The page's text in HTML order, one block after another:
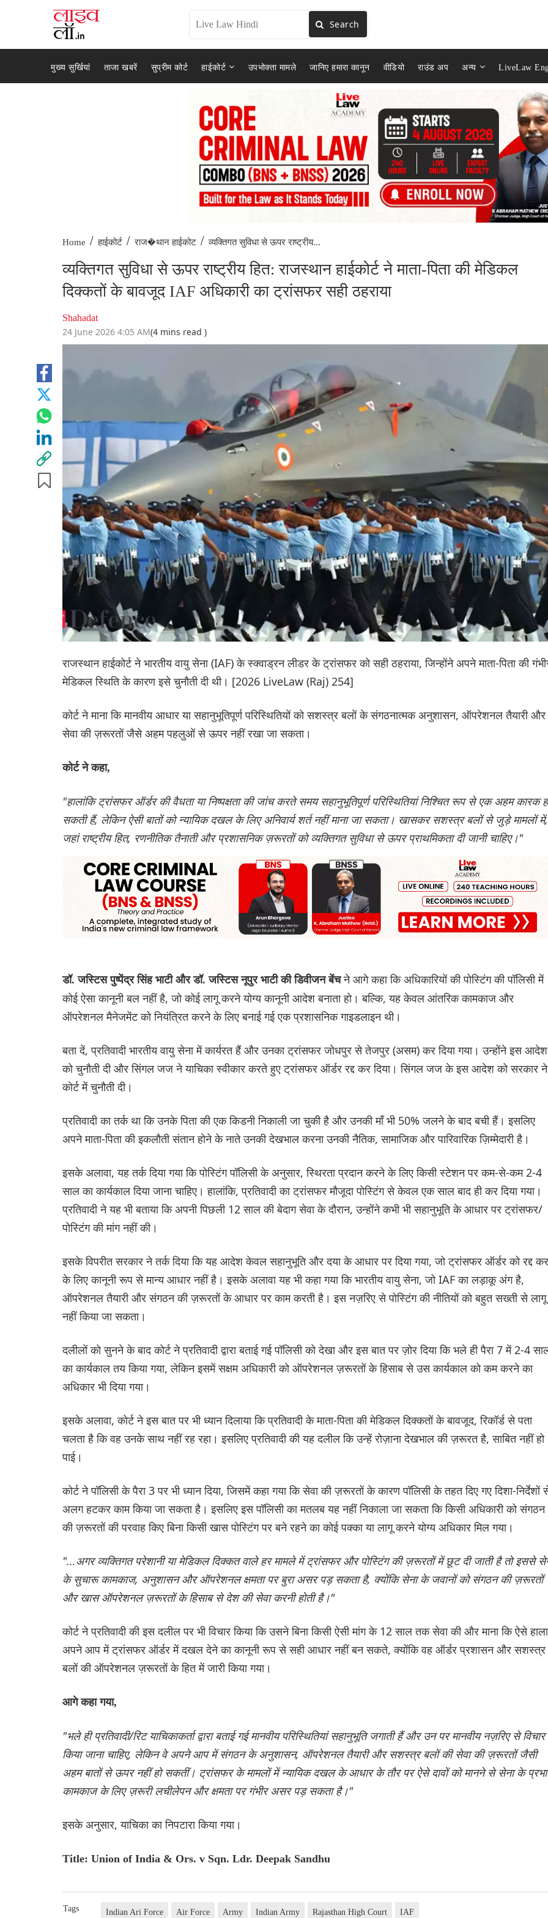
Search
मुख्य सुर्खियां ताजा खबरें सुप्रीम कोर्ट हाईकोर्ट उपभोक्ता मामले जानिए हमारा कानून वीडियो राउंड अप अन्य LiveLaw
Home / हाईकोर्ट / राज�थान हाईकोट / व्यक्तिगत सुविधा से ऊपर राष्ट्रीय...
व्यक्तिगत सुविधा से ऊपर राष्ट्रीय हित: राजस्थान हाईकोर्ट ने माता-पिता की मेडिकल
दिक्कतों के बावजूद IAF अधिकारी का ट्रांसफर सही ठहराया
Shahadat
24 June 2026 4:05 AM(4 mins read )
राजस्थान हाईकोर्ट ने भारतीय वायु सेना (IAF) के स्क्वाड्रन लीडर के ट्रांसफर को सही ठहराया, जिन्होंने अपने माता-पिता की
मेडिकल स्थिति के कारण इसे चुनौती दी थी। [2026 LiveLaw (Raj) 254]
कोर्ट ने माना कि मानवीय आधार या सहानुभूतिपूर्ण परिस्थितियों को सशस्त्र बलों के संगठनात्मक अनुशासन, ऑपरेशनल तैयारी और
सेवा की ज़रूरतों जैसे अहम पहलुओं से ऊपर नहीं रखा जा सकता।
कोर्ट ने कहा,
"हालांकि ट्रांसफर ऑर्डर की वैधता या निष्पक्षता की जांच करते समय सहानुभूतिपूर्ण परिस्थितियां निश्चित रूप से एक अहम कारक
सकती हैं, लेकिन ऐसी बातों को न्यायिक दखल के लिए अनिवार्य शर्त नहीं माना जा सकता। खासकर सशस्त्र बलों से जुड़े मामलों में,
जहां राष्ट्रीय हित, रणनीतिक तैनाती और प्रशासनिक ज़रूरतों को व्यक्तिगत सुविधा से ऊपर प्राथमिकता दी जानी चाहिए।"
डॉ. जस्टिस पुष्पेंद्र सिंह भाटी और डॉ. जस्टिस नूपुर भाटी की डिवीजन बेंचने आगे कहा कि अधिकारियों की पोस्टिंग की पॉलिसी में
कोई ऐसा कानूनी बल नहीं है, जो कोई लागू करने योग्य कानूनी आदेश बनाता हो। बल्कि, यह केवल आंतरिक कामकाज और
ऑपरेशनल मैनेजमेंट को नियंत्रित करने के लिए बनाई गई एक प्रशासनिक गाइडलाइन थी।
बता दें, प्रतिवादी भारतीय वायु सेना में कार्यरत हैं और उनका ट्रांसफर जोधपुर से तेजपुर (असम) कर दिया गया। उन्होंने इस आदेश
को चुनौती दी और सिंगल जज ने याचिका स्वीकार करते हुए ट्रांसफर ऑर्डर रद्द कर दिया। सिंगल जज के इस आदेश को सरकार ने
कोर्ट में चुनौती दी।
प्रतिवादी का तर्क था कि उनके पिता की एक किडनी निकाली जा चुकी है और उनकी माँ भी 50% जलने के बाद बची हैं। इसलिए
अपने माता-पिता की इकलौती संतान होने के नाते उनकी देखभाल करना उनकी नैतिक, सामाजिक और पारिवारिक ज़िम्मेदारी है।
इसके अलावा, यह तर्क दिया गया कि पोस्टिंग पॉलिसी के अनुसार, स्थिरता प्रदान करने के लिए किसी स्टेशन पर कम-से-कम 2-4
साल का कार्यकाल दिया जाना चाहिए। हालांकि, प्रतिवादी का ट्रांसफर मौजूदा पोस्टिंग से केवल एक साल बाद ही कर दिया गया।
प्रतिवादी ने यह भी बताया कि अपनी पिछली 12 साल की बेदाग सेवा के दौरान, उन्होंने कभी भी सहानुभूति के आधार पर ट्रांसफर/
पोस्टिंग की मांग नहीं की।
इसके विपरीत सरकार ने तर्क दिया कि यह आदेश केवल सहानुभूति और दया के आधार पर दिया गया, जो ट्रांसफर ऑर्डर को रद्द
के लिए कानूनी रूप से मान्य आधार नहीं है। इसके अलावा यह भी कहा गया कि भारतीय वायु सेना, जो IAF का लड़ाकू अंग है,
ऑपरेशनल तैयारी और संगठन की ज़रूरतों के आधार पर काम करती है। इस नज़रिए से पोस्टिंग की नीतियों को बहुत सख्ती से लागू
नहीं किया जा सकता।
दलीलों को सुनने के बाद कोर्ट ने प्रतिवादी द्वारा बताई गई पॉलिसी को देखा और इस बात पर ज़ोर दिया कि भले ही पैरा 7 में 2-4
का कार्यकाल तय किया गया, लेकिन इसमें सक्षम अधिकारी को ऑपरेशनल ज़रूरतों के हिसाब से उस कार्यकाल को कम करने का
अधिकार भी दिया गया।
इसके अलावा, कोर्ट ने इस बात पर भी ध्यान दिलाया कि प्रतिवादी के माता-पिता की मेडिकल दिक्कतों के बावजूद, रिकॉर्ड से पता
चलता है कि वह उनके साथ नहीं रह रहा। इसलिए प्रतिवादी की यह दलील कि उन्हें रोज़ाना देखभाल की ज़रूरत है, साबित नहीं हो
पाई।
कोर्ट ने पॉलिसी के पैरा 3 पर भी ध्यान दिया, जिसमें कहा गया कि सेवा की ज़रूरतों के कारण पॉलिसी के तहत दिए गए दिशा-निर्देशों
अलग हटकर काम किया जा सकता है। इसलिए इस पॉलिसी का मतलब यह नहीं निकाला जा सकता कि किसी अधिकारी को संगठन
की ज़रूरतों की परवाह किए बिना किसी खास पोस्टिंग पर बने रहने का कोई पक्का या लागू करने योग्य अधिकार मिल गया।
"...अगर व्यक्तिगत परेशानी या मेडिकल दिक्कत वाले हर मामले में ट्रांसफर और पोस्टिंग की ज़रूरतों में छूट दी जाती है तो इससे
के सुचारू कामकाज, अनुशासन और ऑपरेशनल क्षमता पर बुरा असर पड़ सकता है, क्योंकि सेना के जवानों को संगठन की ज़रूरतों
और खास ऑपरेशनल ज़रूरतों के हिसाब से देश की सेवा करनी होती है।"
कोर्ट ने प्रतिवादी की इस दलील पर भी विचार किया कि उसने बिना किसी ऐसी मांग के 12 साल तक सेवा की और माना कि ऐसे
अपने आप में ट्रांसफर ऑर्डर में दखल देने का कानूनी रूप से सही आधार नहीं बन सकते, क्योंकि वह ऑर्डर प्रशासन और सशस्त्र
बलों की ऑपरेशनल ज़रूरतों के हित में जारी किया गया।
आगे कहा गया,
"भले ही प्रतिवादी/रिट याचिकाकर्ता द्वारा बताई गई मानवीय परिस्थितियां सहानुभूति जगाती हैं और उन पर मानवीय नज़रिए से विचार
किया जाना चाहिए, लेकिन वे अपने आप में संगठन के अनुशासन, ऑपरेशनल तैयारी और सशस्त्र बलों की सेवा की ज़रूरतों जैसी
अहम बातों से ऊपर नहीं हो सकतीं। ट्रांसफर के मामलों में न्यायिक दखल के आधार के तौर पर ऐसे दावों को मानने से सेना के
कामकाज के लिए ज़रूरी लचीलेपन और क्षमता पर गंभीर असर पड़ सकता है।"
इसके अनुसार, याचिका का निपटारा किया गया।
Title: Union of India & Ors. v Sqn. Ldr. Deepak Sandhu
Tags Indian Ari Force Air Force Army Indian Army Rajasthan High Court IAF